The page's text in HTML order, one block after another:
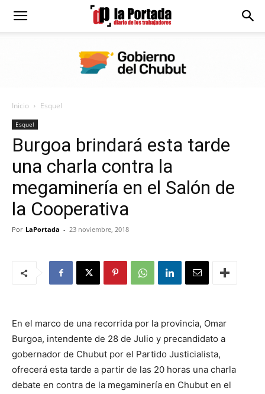
Diario
Portada
Inicio Esquel
Esquel
Burgoa brindará esta tarde
una charla contra la
megaminería en el Salón de
la Cooperativa
Por LaPortada - 23 noviembre, 2018
En el marco de una recorrida por la provincia, Omar
Burgoa, intendente de 28 de Julio y precandidato a
gobernador de Chubut por el Partido Justicialista,
ofrecerá esta tarde a partir de las 20 horas una charla
debate en contra de la megaminería en Chubut en el